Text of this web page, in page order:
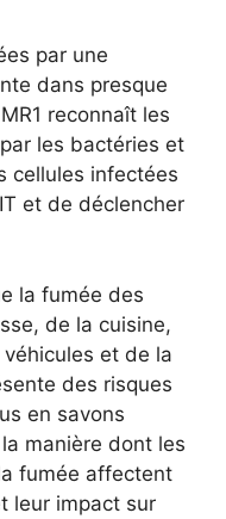
par une
dans presque
reconnaît les
les bactéries et
cellules infectées
et de déclencher
la fumée des
de la cuisine,
véhicules et de la
des risques
en savons
manière dont les
fumée affectent
leur impact sur